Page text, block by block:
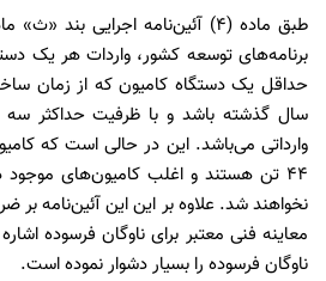
برنامه‌های توسعه کشور، واردات هر یک
حداقل یک دستگاه کامیون که از زمان
سال گذشته باشد و با ظرفیت حداکثر سه
وارداتی می‌باشد. این در حالی است که
۴۴ تن هستند و اغلب کامیون‌های
نخواهند شد. علاوه بر این این آئین‌نامه بر
معاینه فنی معتبر برای ناوگان فرسوده
ناوگان فرسوده را بسیار دشوار نموده است.